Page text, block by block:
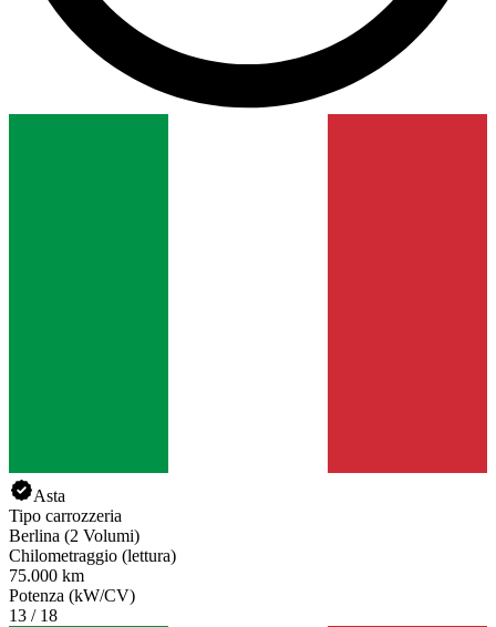
Asta
Tipo carrozzeria
Berlina (2 Volumi)
Chilometraggio (lettura)
75.000 km
Potenza (kW/CV)
13 / 18